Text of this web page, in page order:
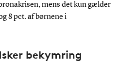
mens det kun gælder
8 pct. af børnene i
bekymring